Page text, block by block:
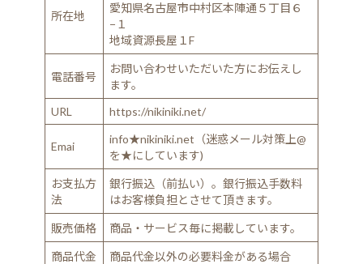
所在地
愛知県名古屋市中村区本陣通５丁目６
−１
地域資源長屋１F
電話番号
お問い合わせいただいた方にお伝えし
ます。
URL
https://nikiniki.net/
Emai
info★nikiniki.net（迷惑メール対策上@
を★にしています)
お支払方
法
銀行振込（前払い）。銀行振込手数料
はお客様負担とさせて頂きます。
販売価格 商品・サービス毎に掲載しています。
商品代金
商品代金以外の必要料金がある場合